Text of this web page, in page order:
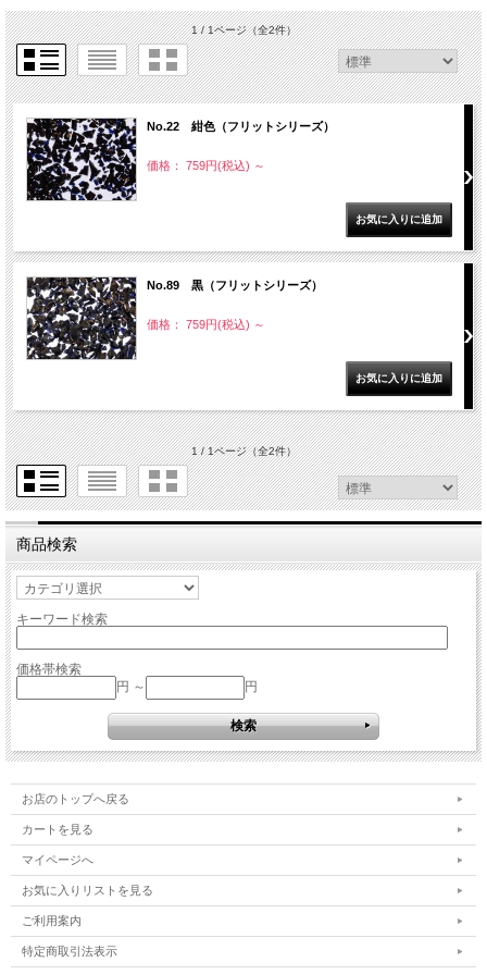
1 / 1ページ（全2件）
No.22 紺色（フリットシリーズ）
価格： 759円(税込) ～
No.89 黒（フリットシリーズ）
価格： 759円(税込) ～
1 / 1ページ（全2件）
商品検索
キーワード検索
価格帯検索
円 ～
円
お店のトップへ戻る
カートを見る
マイページへ
お気に入りリストを見る
ご利用案内
特定商取引法表示